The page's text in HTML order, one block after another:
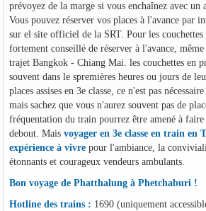
prévoyez de la marge si vous enchaînez avec un
Vous pouvez réserver vos places à l'avance par
sur el site officiel de la SRT. Pour les
fortement conseillé de réserver à l'avance,
trajet Bangkok - Chiang Mai. les couchettes en
souvent dans le spremières heures ou jours de
places assises en 3e classe, ce n'est pas
mais sachez que vous n'aurez souvent pas de
fréquentation du train pourrez être amené à
debout. Mais voyager en 3e classe en train en
expérience à vivrepour l'ambiance, la
étonnants et courageux vendeurs ambulants.
Bon voyage de Phatthalung à Phetchaburi !
Hotline des trains : 1690 (uniquement